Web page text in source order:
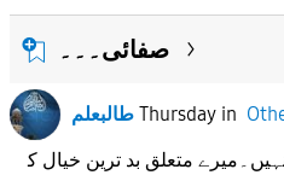
صفائی۔۔۔
طالبعلم Thursdayin
متعلق بد ترین خیال ک